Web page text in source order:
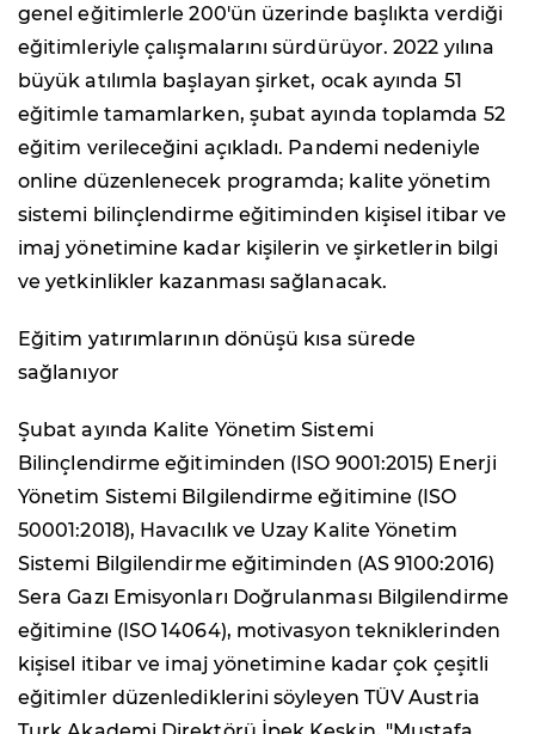
genel eğitimlerle 200'ün üzerinde başlıkta verdiği
eğitimleriyle çalışmalarını sürdürüyor. 2022 yılına
büyük atılımla başlayan şirket, ocak ayında 51
eğitimle tamamlarken, şubat ayında toplamda 52
eğitim verileceğini açıkladı. Pandemi nedeniyle
online düzenlenecek programda; kalite yönetim
sistemi bilinçlendirme eğitiminden kişisel itibar ve
imaj yönetimine kadar kişilerin ve şirketlerin bilgi
ve yetkinlikler kazanması sağlanacak.
Eğitim yatırımlarının dönüşü kısa sürede
sağlanıyor
Şubat ayında Kalite Yönetim Sistemi
Bilinçlendirme eğitiminden (ISO 9001:2015) Enerji
Yönetim Sistemi Bilgilendirme eğitimine (ISO
50001:2018), Havacılık ve Uzay Kalite Yönetim
Sistemi Bilgilendirme eğitiminden (AS 9100:2016)
Sera Gazı Emisyonları Doğrulanması Bilgilendirme
eğitimine (ISO 14064), motivasyon tekniklerinden
kişisel itibar ve imaj yönetimine kadar çok çeşitli
eğitimler düzenlediklerini söyleyen TÜV Austria